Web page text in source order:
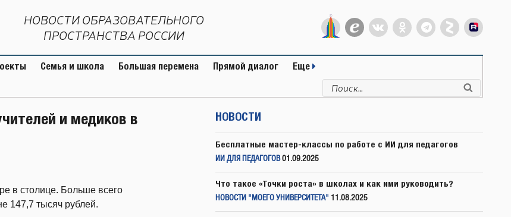
НОВОСТИ ОБРАЗОВАТЕЛЬНОГО
ПРОСТРАНСТВА РОССИИ
Семья и школа Большая перемена Прямой диалог Еще
Искать:
и медиков в
в столице. Больше всего
147,7 тысяч рублей.
НОВОСТИ
Бесплатные мастер-классы по работе с ИИ для педагогов
ИИ ДЛЯ ПЕДАГОГОВ 01.09.2025
Что такое «Точки роста» в школах и как ими руководить?
НОВОСТИ "МОЕГО УНИВЕРСИТЕТА" 11.08.2025